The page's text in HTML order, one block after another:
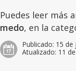
Puedes leer más
medo, en la
Publicado: 15 de
Atualizado: 11